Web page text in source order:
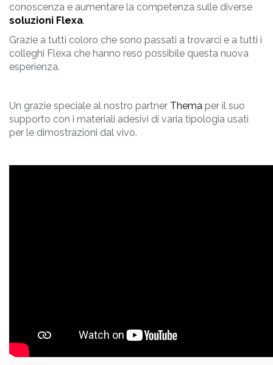
conoscenza e aumentare la competenza sulle diverse
soluzioni Flexa.
Grazie a tutti coloro che sono passati a trovarci e a tutti i
colleghi Flexa che hanno reso possibile questa nuova
esperienza.
Un grazie speciale al nostro partner Thema per il suo
supporto con i materiali adesivi di varia tipologia usati
per le dimostrazioni dal vivo.